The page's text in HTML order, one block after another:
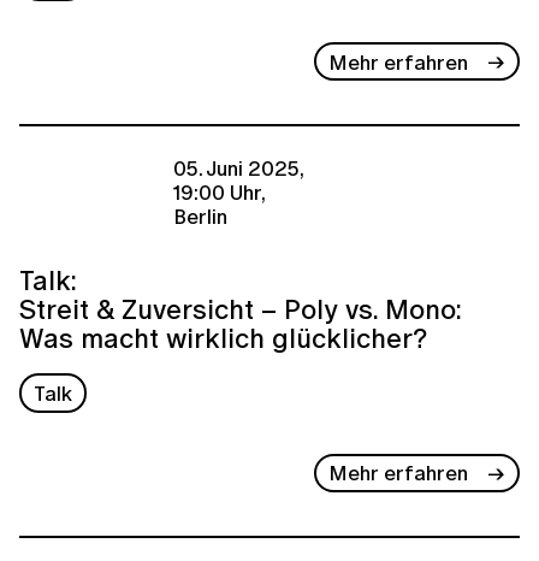
Mehr erfahren
05. Juni 2025,
19:00 Uhr,
Berlin
Talk:
Streit & Zuversicht – Poly vs. Mono:
Was macht wirklich glücklicher?
Talk
Mehr erfahren